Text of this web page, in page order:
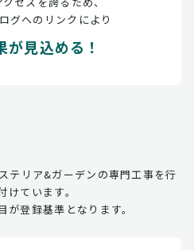
グへのリンクにより
が見込める！
テリア&ガーデンの専門工事を行
ています。
登録基準となります。